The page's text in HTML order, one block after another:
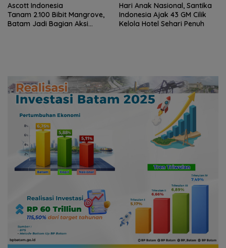
Ascott Indonesia
Tanam 2.100 Bibit Mangrove,
Batam Jadi Bagian Aksi
Hari Anak Nasional, Santika
Indonesia Ajak 43 GM Cilik
Kelola Hotel Sehari Penuh